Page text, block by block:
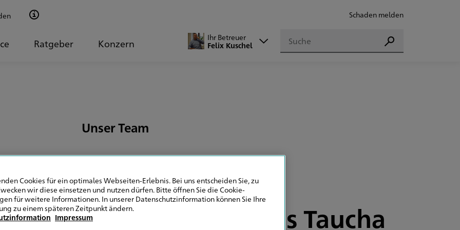
Schaden melden
Ratgeber Konzern
Ihr Betreuer
Felix Kuschel
Suchen
Suchen
Unser Team
aus Taucha
Cookies für ein optimales Webseiten-Erlebnis. Bei uns entscheiden Sie, zu
wir diese einsetzen und nutzen dürfen. Bitte öffnen Sie die Cookie-
für weitere Informationen. In unserer Datenschutzinformation können Sie Ihre
zu einem späteren Zeitpunkt ändern.
Impressum